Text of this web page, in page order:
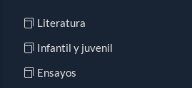
Literatura
Infantil y juvenil
Ensayos